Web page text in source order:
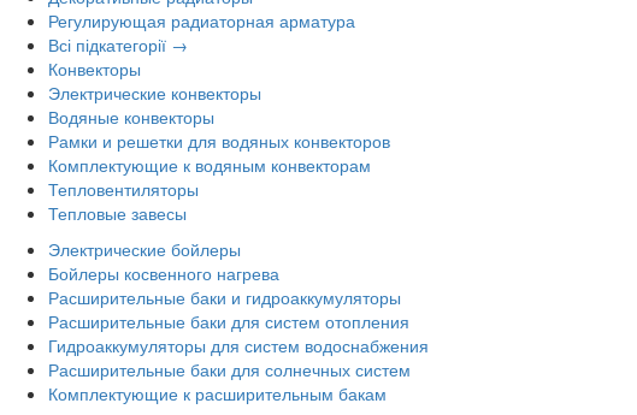
Регулирующая радиаторная арматура
Всі підкатегорії →
Конвекторы
Электрические конвекторы
Водяные конвекторы
Рамки и решетки для водяных конвекторов
Комплектующие к водяным конвекторам
Тепловентиляторы
Тепловые завесы
Электрические бойлеры
Бойлеры косвенного нагрева
Расширительные баки и гидроаккумуляторы
Расширительные баки для систем отопления
Гидроаккумуляторы для систем водоснабжения
Расширительные баки для солнечных систем
Комплектующие к расширительным бакам